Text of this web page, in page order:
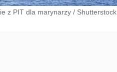
z PIT dla marynarzy / Shutterstock